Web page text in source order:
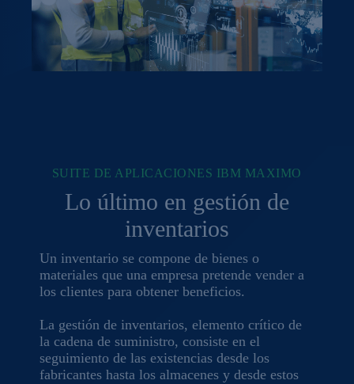
SUITE DE APLICACIONES IBM MAXIMO
Lo último en gestión de
inventarios
Un inventario se compone de bienes o
materiales que una empresa pretende vender a
los clientes para obtener beneficios.
La gestión de inventarios, elemento crítico de
la cadena de suministro, consiste en el
seguimiento de las existencias desde los
fabricantes hasta los almacenes y desde estos